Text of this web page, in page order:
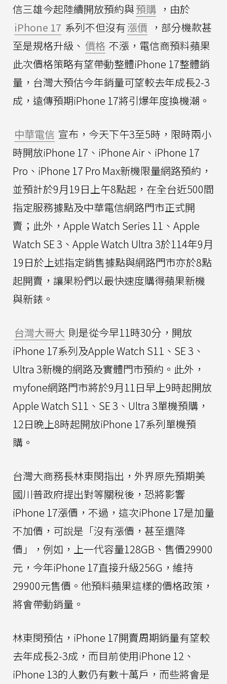
信三雄今起陸續開放預約與預購 ，由於
iPhone 17 系列不但沒有漲價 ，部分機款甚
至是規格升級、 價格 不漲，電信商預料蘋果
此次價格策略有望帶動整體iPhone 17整體銷
量，台灣大預估今年銷量可望較去年成長2-3
成，遠傳預期iPhone 17將引爆年度換機潮。
中華電信 宣布，今天下午3至5時，限時兩小
時開放iPhone 17、iPhone Air、iPhone 17
Pro、iPhone 17 Pro Max新機限量網路預約，
並預計於9月19日上午8點起，在全台近500間
指定服務據點及中華電信網路門市正式開
賣；此外，Apple Watch Series 11、Apple
Watch SE 3、Apple Watch Ultra 3於114年9月
19日於上述指定銷售據點與網路門市亦於8點
起開賣，讓果粉們以最快速度購得蘋果新機
與新錶。
台灣大哥大 則是從今早11時30分，開放
iPhone 17系列及Apple Watch S11、SE 3、
Ultra 3新機的網路及實體門市預約。此外，
myfone網路門市將於9月11日早上9時起開放
Apple Watch S11、SE 3、Ultra 3單機預購，
12日晚上8時起開放iPhone 17系列單機預
購。
台灣大商務長林東閔指出，外界原先預期美
國川普政府提出對等關稅後，恐將影響
iPhone 17漲價，不過，這次iPhone 17是加量
不加價，可說是「沒有漲價，甚至還降
價」，例如，上一代容量128GB、售價29900
元，今年iPhone 17直接升級256G，維持
29900元售價。他預料蘋果這樣的價格政策，
將會帶動銷量。
林東閔預估，iPhone 17開賣周期銷量有望較
去年成長2-3成，而目前使用iPhone 12、
iPhone 13的人數仍有數十萬戶，而些將會是